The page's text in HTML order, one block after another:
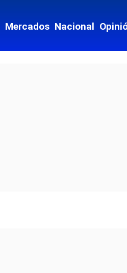
Mercados Nacional